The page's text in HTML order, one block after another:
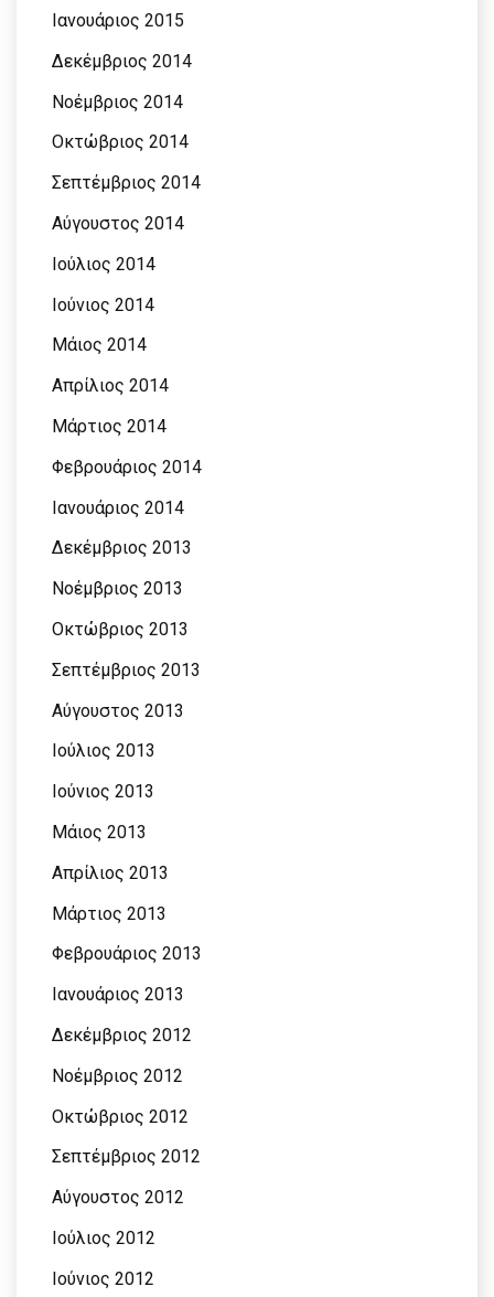
Ιανουάριος 2015
Δεκέμβριος 2014
Νοέμβριος 2014
Οκτώβριος 2014
Σεπτέμβριος 2014
Αύγουστος 2014
Ιούλιος 2014
Ιούνιος 2014
Μάιος 2014
Απρίλιος 2014
Μάρτιος 2014
Φεβρουάριος 2014
Ιανουάριος 2014
Δεκέμβριος 2013
Νοέμβριος 2013
Οκτώβριος 2013
Σεπτέμβριος 2013
Αύγουστος 2013
Ιούλιος 2013
Ιούνιος 2013
Μάιος 2013
Απρίλιος 2013
Μάρτιος 2013
Φεβρουάριος 2013
Ιανουάριος 2013
Δεκέμβριος 2012
Νοέμβριος 2012
Οκτώβριος 2012
Σεπτέμβριος 2012
Αύγουστος 2012
Ιούλιος 2012
Ιούνιος 2012